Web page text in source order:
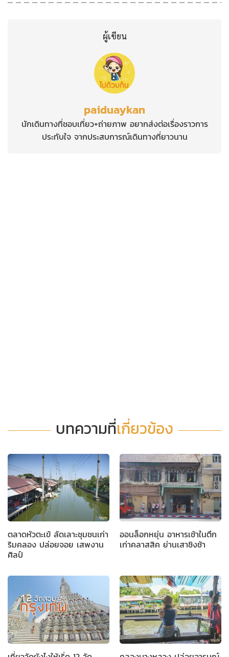
ผู้เขียน
paiduaykan
นักเดินทางที่ชอบเที่ยว+ถ่ายภาพ อยากส่งต่อเรื่องราวการ
ประทับใจ จากประสบการณ์เดินทางที่ยาวนาน
บทความที่เกี่ยวข้อง
ตลาดหัวตะเข้ ลัดเลาะชุมชนเก่า
ริมคลอง ปล่อยจอย เสพงาน
ศิลป์
ออนล็อกหยุ่น อาหารเช้าในตึก
เก่าคลาสสิค ย่านเสาชิงช้า